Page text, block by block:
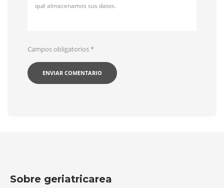
qué almacenamos sus datos.
Campos obligatorios*
Sobre geriatricarea